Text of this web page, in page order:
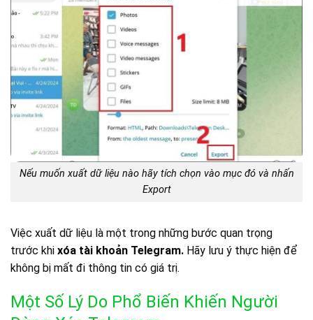
Nếu muốn xuất dữ liệu nào hãy tích chọn vào mục đó và nhấn
Export
Việc xuất dữ liệu là một trong những bước quan trọng
trước khi xóa tài khoản Telegram. Hãy lưu ý thực hiện để
không bị mất đi thông tin có giá trị.
Một Số Lý Do Phổ Biến Khiến Người